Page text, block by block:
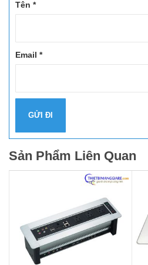
Tên *
Email *
Sản Phẩm Liên Quan